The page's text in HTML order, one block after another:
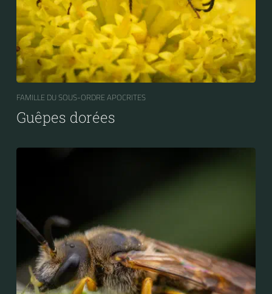
FAMILLE DU SOUS-ORDRE APOCRITES
Guêpes dorées